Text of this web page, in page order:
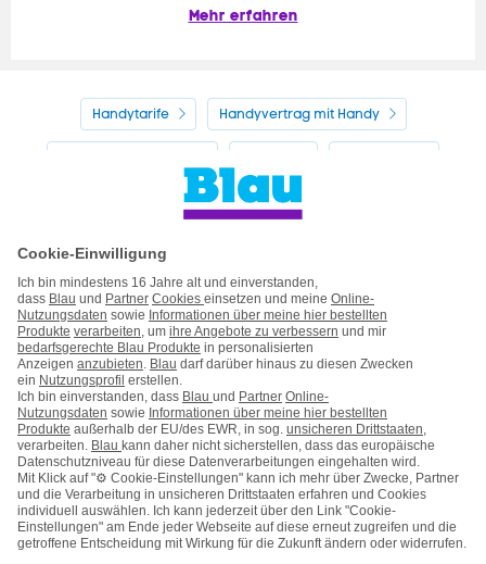
Mehr erfahren
Handytarife Handyvertrag mit Handy
Handyvertrag ohne Handy
Kontakt Impressum AGB & Pflichtinformationen
Hinweise ElektroG/BattG Datenschutz
Barrierefreiheit Karriere Cookie-Einstellungen
Kooperations- & Werbepartner Vertrag widerrufen
Vertrag kündigen